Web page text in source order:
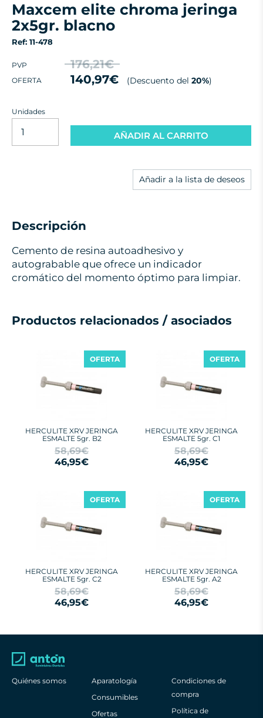
maxcem elite chroma jeringa
2x5gr. blacno
Ref: 11-478
PVP 176,21€
OFERTA 140,97€ (Descuento del 20%)
Unidades
AÑADIR AL CARRITO
Añadir a la lista de deseos
Descripción
Cemento de resina autoadhesivo y
autograbable que ofrece un indicador
cromático del momento óptimo para limpiar.
Productos relacionados / asociados
HERCULITE XRV JERINGA
ESMALTE 5gr. B2
58,69€
46,95€
OFERTA
HERCULITE XRV JERINGA
ESMALTE 5gr. C1
58,69€
46,95€
OFERTA
HERCULITE XRV JERINGA
ESMALTE 5gr. C2
58,69€
46,95€
OFERTA
HERCULITE XRV JERINGA
ESMALTE 5gr. A2
58,69€
46,95€
OFERTA
Quiénes somos
Aparatología
Consumibles
Ofertas
Condiciones de
compra
Política de